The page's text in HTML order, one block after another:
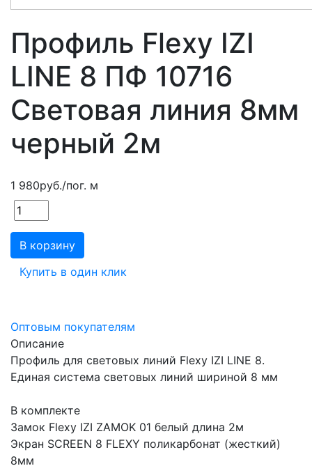
Профиль Flexy IZI
LINE 8 ПФ 10716
Световая линия 8мм
черный 2м
1 980руб./пог. м
В корзину
Купить в один клик
Оптовым покупателям
Описание
Профиль для световых линий Flexy IZI LINE 8.
Единая система световых линий шириной 8 мм
В комплекте
Замок Flexy IZI ZAMOK 01 белый длина 2м
Экран SCREEN 8 FLEXY поликарбонат (жесткий)
8мм